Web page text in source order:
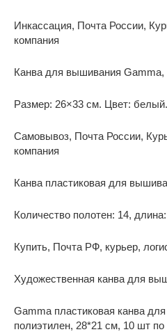
Инкассация, Почта России,
компания
Канва для вышивания Gamma,
Размер: 26×33 см. Цвет:
Самовывоз, Почта России,
компания
Канва пластиковая для
Количество полотен: 14,
Купить, Почта РФ, курьер,
Художественная канва для
Gamma пластиковая канва
полиэтилен, 28*21 см, 10 шт